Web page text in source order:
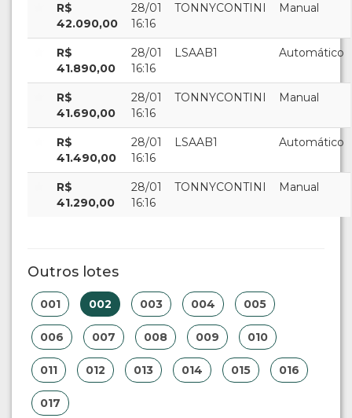
R$
42.090,00
28/01
16:16
TONNYCONTINI Manual
R$
41.890,00
28/01
16:16
LSAAB1 Automático
R$
41.690,00
28/01
16:16
TONNYCONTINI Manual
R$
41.490,00
28/01
16:16
LSAAB1 Automático
R$
41.290,00
28/01
16:16
TONNYCONTINI Manual
Outros lotes
001 002 003 004 005
006 007 008 009 010
011 012 013 014 015 016
017